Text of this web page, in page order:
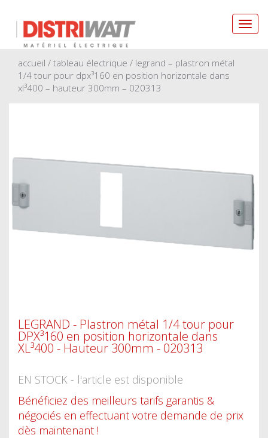
accueil / tableau électrique / legrand – plastron métal
1/4 tour pour dpx³160 en position horizontale dans
xl³400 – hauteur 300mm – 020313
LEGRAND - Plastron métal 1/4 tour pour
DPX³160 en position horizontale dans
XL³400 - Hauteur 300mm - 020313
EN STOCK - l'article est disponible
Bénéficiez des meilleurs tarifs garantis &
négociés en effectuant votre demande de prix
dès maintenant !